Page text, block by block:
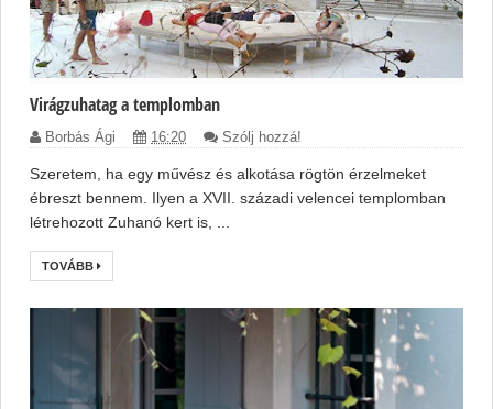
Virágzuhatag a templomban
Borbás Ági 16:20 Szólj hozzá!
Szeretem, ha egy művész és alkotása rögtön érzelmeket
ébreszt bennem. Ilyen a XVII. századi velencei templomban
létrehozott Zuhanó kert is, ...
TOVÁBB